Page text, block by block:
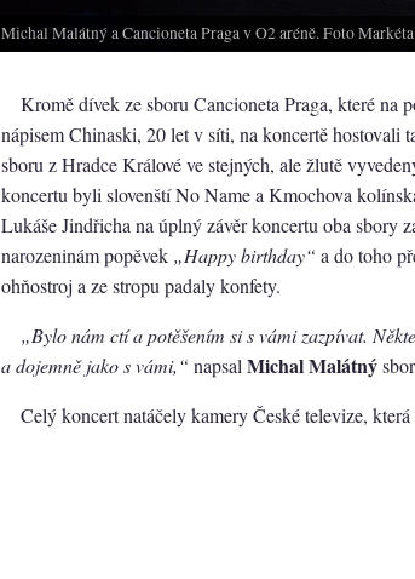
Michal Malátný a Cancioneta Praga v O2 aréně. Foto
Kromě dívek ze sboru Cancioneta Praga, které na
nápisem Chinaski, 20 let v síti, na koncertě hostovali
sboru z Hradce Králové ve stejných, ale žlutě
koncertu byli slovenští No Name a Kmochova
Lukáše Jindřicha na úplný závěr koncertu oba sbory
narozeninám popěvek „Happy birthday“ a do toho
ohňostroj a ze stropu padaly konfety.
„Bylo nám ctí a potěšením si s vámi zazpívat.
a dojemně jako s vámi,“ napsal Michal Malátný
Celý koncert natáčely kamery České televize,